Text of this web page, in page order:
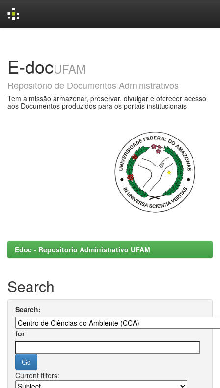
E-docUFAM
Repositorio de Documentos Administrativos
Tem a missão armazenar, preservar, divulgar e oferecer acesso
aos Documentos produzidos para os portais institucionais
Edoc - Repositorio Administrativo UFAM
Search
Search:
for
Current filters: